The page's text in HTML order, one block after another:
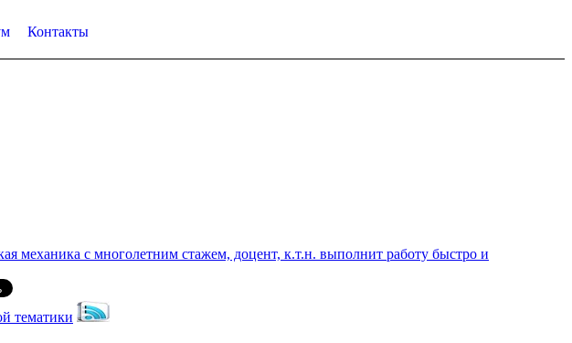
Контакты
механика с многолетним стажем, доцент, к.т.н. выполнит работу быстро и
тематики